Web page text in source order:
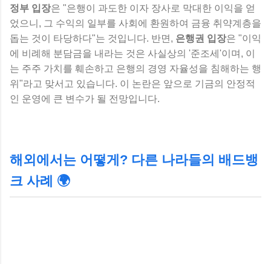
정부 입장은 "은행이 과도한 이자 장사로 막대한 이익을 얻
었으니, 그 수익의 일부를 사회에 환원하여 금융 취약계층을
돕는 것이 타당하다"는 것입니다. 반면, 은행권 입장은 "이익
에 비례해 분담금을 내라는 것은 사실상의 '준조세'이며, 이
는 주주 가치를 훼손하고 은행의 경영 자율성을 침해하는 행
위"라고 맞서고 있습니다. 이 논란은 앞으로 기금의 안정적
인 운영에 큰 변수가 될 전망입니다.
해외에서는 어떻게? 다른 나라들의 배드뱅
크 사례 🌍